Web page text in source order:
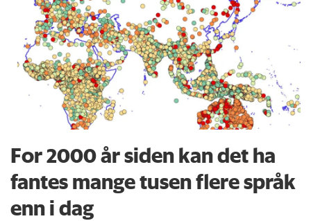
For 2000 år siden kan det ha
fantes mange tusen flere språk
enn i dag